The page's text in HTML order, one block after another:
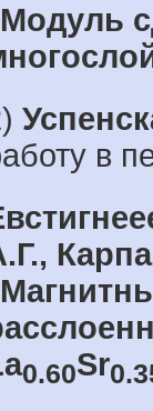
в
0.60Sr